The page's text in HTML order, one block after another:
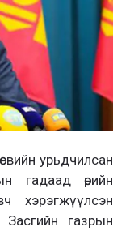
урьдчилсан
гадаад өрийн
хэрэгжүүлсэн
газрын